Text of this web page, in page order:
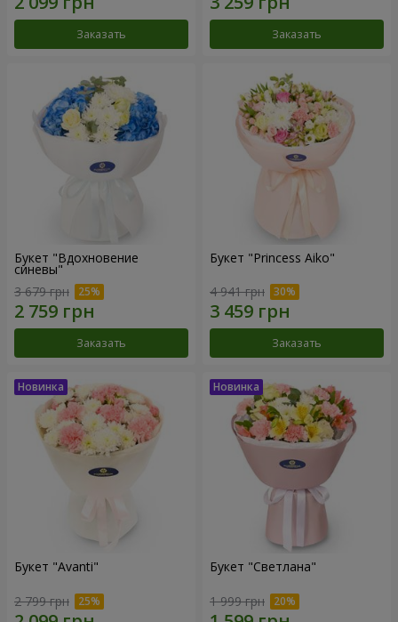
Заказать Заказать
Букет "Вдохновение
синевы"
3 679 грн
Заказать
Букет "Princess Aiko"
4 941 грн
Заказать
Букет "Avanti"
2 799 грн
Букет "Светлана"
1 999 грн